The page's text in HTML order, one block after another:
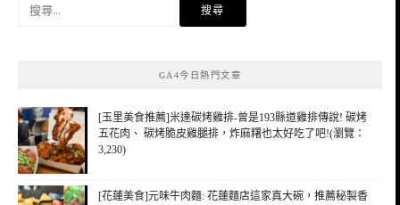
GA4今日熱門文章
[玉里美食推薦]米達碳烤雞排-曾是193縣道雞排傳說! 碳烤
五花肉、 碳烤脆皮雞腿排，炸麻糬也太好吃了吧!(瀏覽：
3,230)
[花蓮美食]元味牛肉麵: 花蓮麵店這家真大碗，推薦秘製香